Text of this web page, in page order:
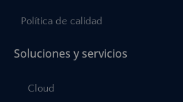
Política de calidad
Soluciones y servicios
Cloud